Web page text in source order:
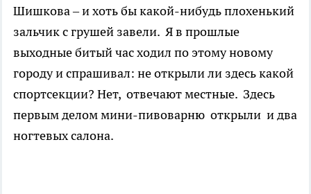
Шишкова – и хоть бы какой-нибудь плохенький
зальчик с грушей завели. Я в прошлые
выходные битый час ходил по этому новому
городу и спрашивал: не открыли ли здесь какой
спортсекции? Нет, отвечают местные. Здесь
первым делом мини-пивоварню открыли и два
ногтевых салона.